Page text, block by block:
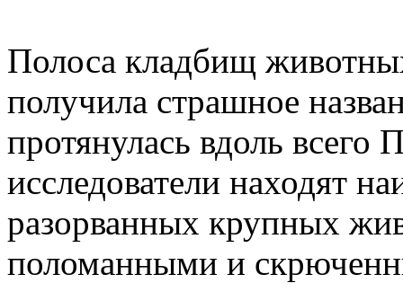
Полоса кладбищ
получила страшное
протянулась вдоль всего
исследователи находят
разорванных крупных
поломанными и